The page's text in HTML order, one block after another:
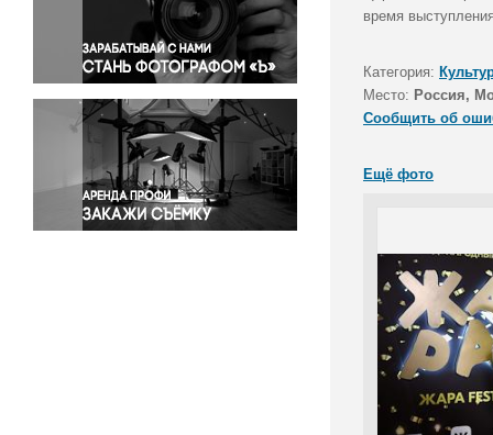
Правосудие
Происшествия и конфликты
Религия
Светская жизнь
Спорт
Экология
Экономика и бизнес
время
Категория:
Место: Россия,
Сообщить об
Ещё фото